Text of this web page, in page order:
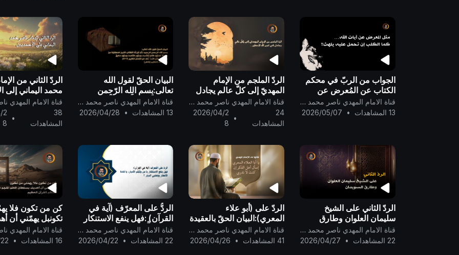
الجواب من الربّ في محكم
الكتاب عن المُعرض عن
الدعوة إلى اتّباع آيات الكتاب،
فما مثَله في الكتاب ؟
قناة الامام المهدي ناصر محمد اليماني
13 المشاهدات
•
2026/05/07
الردّ الملجم من الإمام
المهديّ إلى كلّ عالمٍ يجادل
في اسم الله الأعظم ..
قناة الامام المهدي ناصر محمد اليماني
24
المشاهدات
•
2026/04/2
8
البيان الحقّ لقول الله
تعالى:بِسمِ الله الرّحمنِ
الرّحيم: {ثُمَّ أَوْرَثْنَا الْكِتَابَ
الَّذِينَ اصْطَفَيْنَا مِنْ عِبَادِنَا ۖ....}
قناة الامام المهدي ناصر محمد اليماني
13 المشاهدات
•
2026/04/28
الردّ الثاني من
محمد اليماني إلى
الذين ضلّ سعيُهم
الدنيا ويحسبون
..
38
المشاهدات
•
2
8
الردّ الثاني على الشيخ
سليمان العلوان وطارق
السويدان ..
قناة الامام المهدي ناصر محمد اليماني
22 المشاهدات
•
2026/04/27
الردّ على (أبو علاء
المعري):البيان الحقّ بالعقيدة
الحقّ في بعث المهديّ
المنتظَر الحقّ ..
قناة الامام المهدي ناصر محمد اليماني
41 المشاهدات
•
2026/04/26
الردُّ على المعرّف (آية في
القرآن) :فهل ينفع الاستنكار
يا مَن ولَّيتُم الأدبار، يا قادة
الأقطار ومفتي الديار؟!
قناة الامام المهدي ناصر محمد اليماني
22 المشاهدات
•
2026/04/22
كن من تكون فلا
تكونبل يهمّني أن
بسلطان العلم
مُحكم القرآن
16 المشاهدات
•